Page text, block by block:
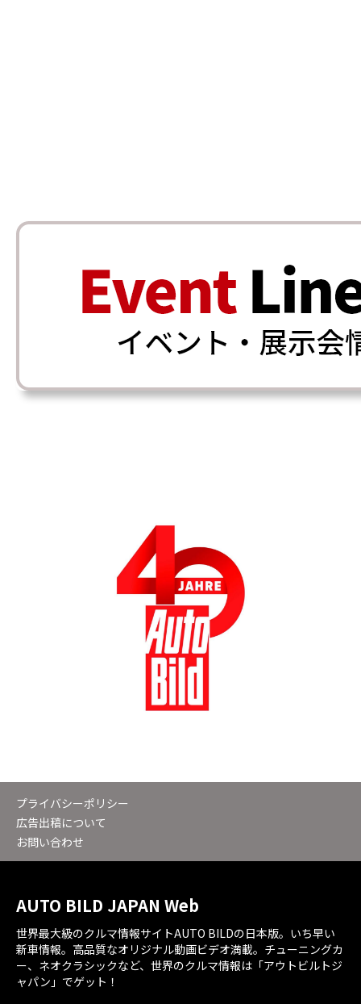
プライバシーポリシー
広告出稿について
お問い合わせ
AUTO BILD JAPAN Web
世界最大級のクルマ情報サイトAUTO BILDの日本版。いち早い
新車情報。高品質なオリジナル動画ビデオ満載。チューニングカ
ー、ネオクラシックなど、世界のクルマ情報は「アウトビルトジ
ャパン」でゲット！